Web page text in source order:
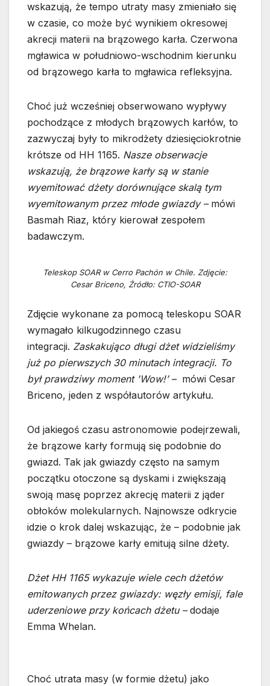
wskazują, że tempo utraty masy zmieniało się
w czasie, co może być wynikiem okresowej
akrecji materii na brązowego karła. Czerwona
mgławica w południowo-wschodnim kierunku
od brązowego karła to mgławica refleksyjna.
Choć już wcześniej obserwowano wypływy
pochodzące z młodych brązowych karłów, to
zazwyczaj były to mikrodżety dziesięciokrotnie
krótsze od HH 1165. Nasze obserwacje
wskazują, że brązowe karły są w stanie
wyemitować dżety dorównujące skalą tym
wyemitowanym przez młode gwiazdy – mówi
Basmah Riaz, który kierował zespołem
badawczym.
Teleskop SOAR w Cerro Pachón w Chile. Zdjęcie:
Cesar Briceno, Źródło: CTIO-SOAR
Zdjęcie wykonane za pomocą teleskopu SOAR
wymagało kilkugodzinnego czasu
integracji. Zaskakująco długi dżet widzieliśmy
już po pierwszych 30 minutach integracji. To
był prawdziwy moment 'Wow!’ – mówi Cesar
Briceno, jeden z współautorów artykułu.
Od jakiegoś czasu astronomowie podejrzewali,
że brązowe karły formują się podobnie do
gwiazd. Tak jak gwiazdy często na samym
początku otoczone są dyskami i zwiększają
swoją masę poprzez akrecję materii z jąder
obłoków molekularnych. Najnowsze odkrycie
idzie o krok dalej wskazując, że – podobnie jak
gwiazdy – brązowe karły emitują silne dżety.
Dżet HH 1165 wykazuje wiele cech dżetów
emitowanych przez gwiazdy: węzły emisji, fale
uderzeniowe przy końcach dżetu –dodaje
Emma Whelan.
Choć utrata masy (w formie dżetu) jako